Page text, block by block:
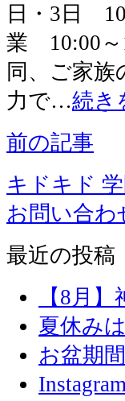
日・3日
業 10:00～
同、ご家
力で…続き
前の記事
キドキド
お問い合
最近の投稿
【8月
夏休み
お盆期